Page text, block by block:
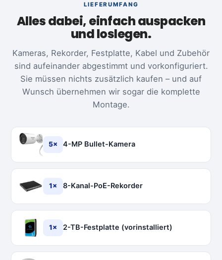
LIEFERUMFANG
Alles dabei, einfach auspacken
und loslegen.
Kameras, Rekorder, Festplatte, Kabel und Zubehör
sind aufeinander abgestimmt und vorkonfiguriert.
Sie müssen nichts zusätzlich kaufen – und auf
Wunsch übernehmen wir sogar die komplette
Montage.
5× 4-MP Bullet-Kamera
1× 8-Kanal-PoE-Rekorder
1× 2-TB-Festplatte (vorinstalliert)